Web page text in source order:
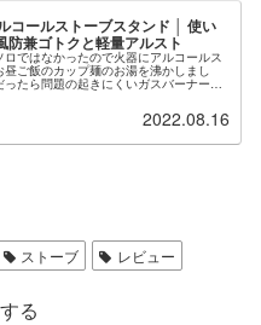
コールストーブスタンド │ 使い
防兼ゴトクと軽量アルスト
ではなかったので火器にアルコールス
昼ご飯のカップ麺のお湯を沸かしまし
たら問題の起きにくいガスバーナーに
ーブをメイン火器として考えるとして
2022.08.16
ストーブ レビュー
る